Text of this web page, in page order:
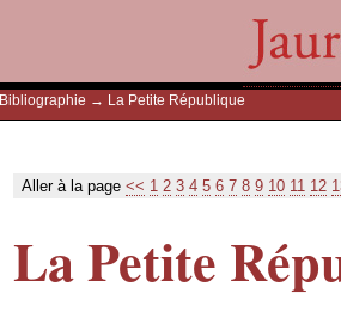
Bibliographie → La Petite République
Aller à la page << 1 2 3 4 5 6 7 8 9 10 11 12
La Petite